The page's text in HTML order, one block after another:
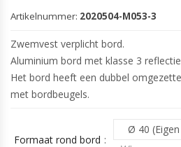
tot
Artikelnummer: 2020504-M053-3
Zwemvest verplicht bord.
Aluminium bord met klasse 3
Het bord heeft een dubbel
met bordbeugels.
Formaat rond bord